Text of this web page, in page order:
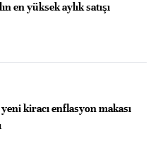
en yüksek aylık satışı
kiracı enflasyon makası